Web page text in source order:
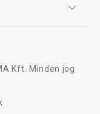
Kft. Minden jog